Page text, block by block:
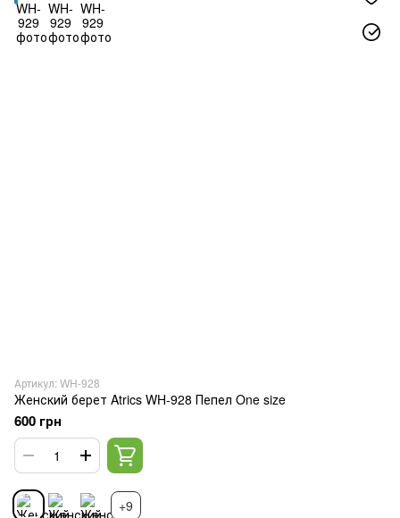
Артикул: WH-928
Женский берет Atrics WH-928 Пепел One size
600 грн
+9